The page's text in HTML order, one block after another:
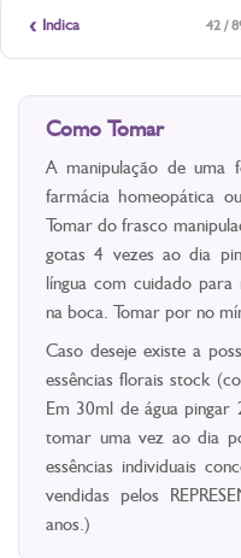
‹ Indica 42 /
Como Tomar
A manipulação de
farmácia homeopática
Tomar do frasco
gotas 4 vezes ao dia
língua com cuidado
na boca. Tomar por no
Caso deseje existe a
essências florais stock
Em 30ml de água
tomar uma vez ao dia
essências individuais
vendidas pelos
anos.)